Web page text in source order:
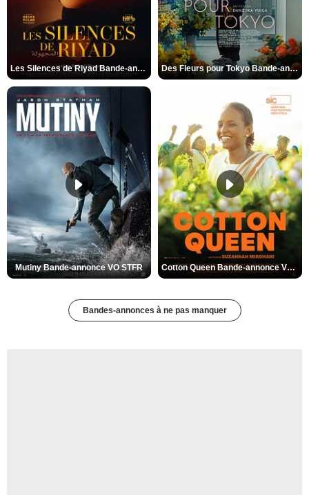
Les Silences de Riyad Bande-annonce VO STFR Des Fleurs pour Tokyo Bande-annonce VO STFR
Mutiny Bande-annonce VO STFR Cotton Queen Bande-annonce VO STFR
Bandes-annonces à ne pas manquer